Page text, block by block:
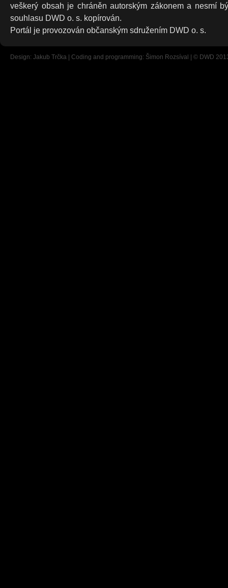
veškerý obsah je chráněn autorským zákonem a nesmí
souhlasu DWD o. s. kopírován.
Portál je provozován občanským sdružením DWD o. s.
Design: Jakub Trčka | Coding and programming: Šimon Rozsíval | © DWD